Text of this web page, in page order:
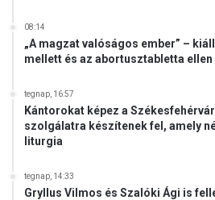
08:14
„A magzat valóságos ember” –
mellett és az abortusztabletta
tegnap, 16:57
Kántorokat képez a
szolgálatra készítenek fel, amely
liturgia
tegnap, 14:33
Gryllus Vilmos és Szalóki Ági is